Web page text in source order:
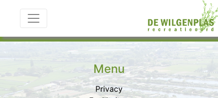
Categorie:
Menu
Privacy